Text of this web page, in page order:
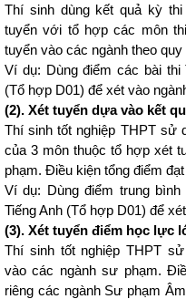
Thí sinh dùng kết quả kỳ
tuyển với tổ hợp các môn
tuyển vào các ngành theo quy
Ví dụ: Dùng điểm các bài thi
(Tổ hợp D01) để xét vào
(2). Xét tuyển dựa vào kết
Thí sinh tốt nghiệp THPT sử
của 3 môn thuộc tổ hợp xét
phạm. Điều kiện tổng điểm
Ví dụ: Dùng điểm trung
Tiếng Anh (Tổ hợp D01) để
(3). Xét tuyển điểm học lực
Thí sinh tốt nghiệp THPT
vào các ngành sư phạm.
riêng các ngành Sư phạm